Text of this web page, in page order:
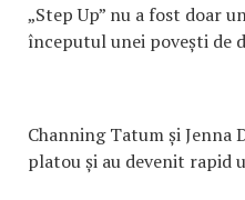
„Step Up” nu a fost doar
începutul unei povești de
Channing Tatum și Jenna
platou și au devenit rapid